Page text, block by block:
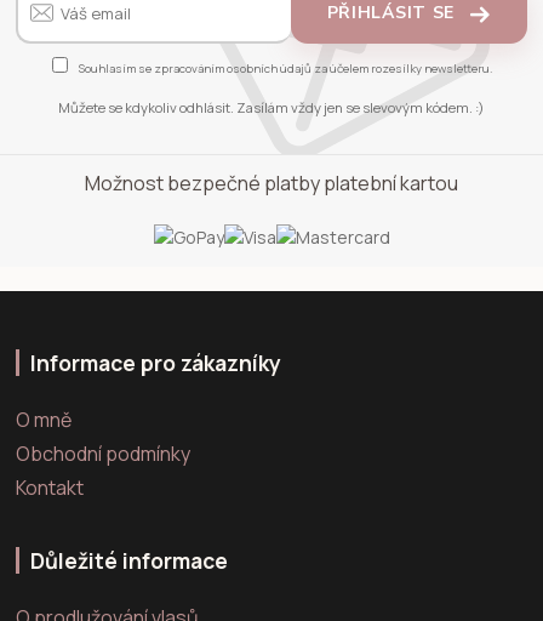
PŘIHLÁSIT SE
Souhlasím se zpracováním osobních údajů za účelem rozesílky newsletteru.
Můžete se kdykoliv odhlásit. Zasílám vždy jen se slevovým kódem. :)
Možnost bezpečné platby platební kartou
Informace pro zákazníky
O mně
Obchodní podmínky
Kontakt
Důležité informace